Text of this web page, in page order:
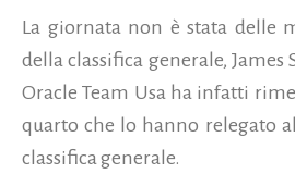
La giornata non è stata delle
della classifica generale,
Oracle Team Usa ha infatti
quarto che lo hanno relegato
classifica generale.